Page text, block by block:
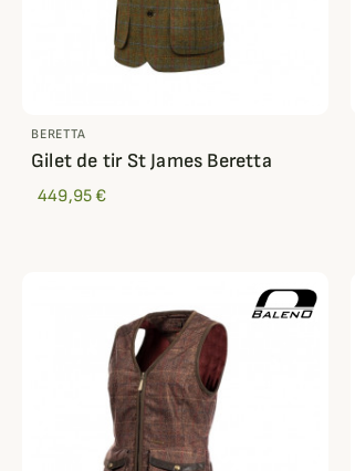
BERETTA
Gilet de tir St James Beretta
449,95 €